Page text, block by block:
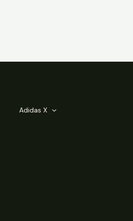
Adidas X